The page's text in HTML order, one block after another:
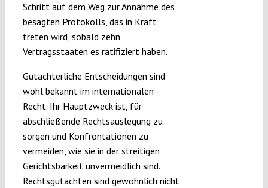
Schritt auf dem Weg zur Annahme des
besagten Protokolls, das in Kraft
treten wird, sobald zehn
Vertragsstaaten es ratifiziert haben.
Gutachterliche Entscheidungen sind
wohl bekannt im internationalen
Recht. Ihr Hauptzweck ist, für
abschließende Rechtsauslegung zu
sorgen und Konfrontationen zu
vermeiden, wie sie in der streitigen
Gerichtsbarkeit unvermeidlich sind.
Rechtsgutachten sind gewöhnlich nicht